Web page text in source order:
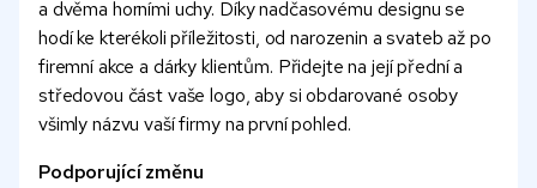
a dvěma horními uchy. Díky nadčasovému designu se
hodí ke kterékoli příležitosti, od narozenin a svateb až po
firemní akce a dárky klientům. Přidejte na její přední a
středovou část vaše logo, aby si obdarované osoby
všimly názvu vaší firmy na první pohled.
Podporující změnu